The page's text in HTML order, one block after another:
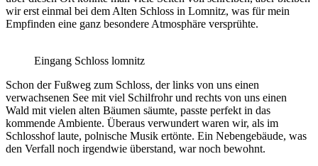
wir erst einmal bei dem Alten Schloss in Lomnitz, was für mein
Empfinden eine ganz besondere Atmosphäre versprühte.
Eingang Schloss lomnitz
Schon der Fußweg zum Schloss, der links von uns einen
verwachsenen See mit viel Schilfrohr und rechts von uns einen
Wald mit vielen alten Bäumen säumte, passte perfekt in das
kommende Ambiente. Überaus verwundert waren wir, als im
Schlosshof laute, polnische Musik ertönte. Ein Nebengebäude, was
den Verfall noch irgendwie überstand, war noch bewohnt.